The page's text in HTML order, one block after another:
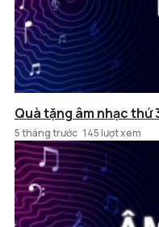
Quà tặng âm nhạc thứ
5 tháng trước 145 lượt xem